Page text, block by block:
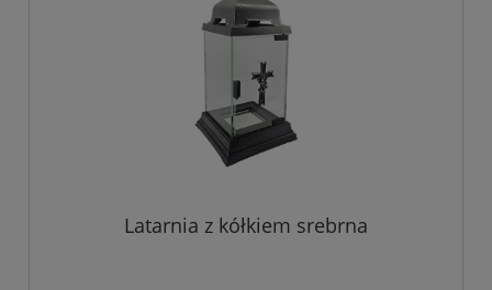
Latarnia z kółkiem srebrna